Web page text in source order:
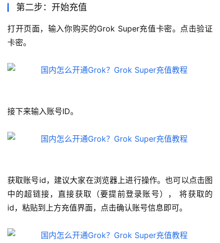
第二步：开始充值
打开页面，输入你购买的Grok Super充值卡密。点击验证
卡密。
接下来输入账号ID。
获取账号id，建议大家在浏览器上进行操作。也可以点击图
中的超链接，直接获取（要提前登录账号）， 将获取的
id，粘贴到上方充值界面，点击确认账号信息即可。